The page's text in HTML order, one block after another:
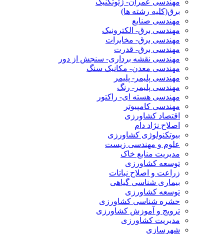
مهندسی عمران- ژئوتکنیک
برق(کلیه رشته ها)
مهندسی صنایع
مهندسی برق- الکترونیک
مهندسی برق- مخابرات
مهندسی برق- قدرت
مهندسی نقشه برداری- سنجش از دور
مهندسی معدن- مکانیک سنگ
مهندسی پلیمر- پلیمر
مهندسی پلیمر- رنگ
مهندسی هسته ای- راکتور
مهندسی کامپیوتر
اقتصاد کشاورزی
اصلاح نژاد دام
بیوتکنولوژی کشاورزی
علوم و مهندسی زیست
مدیریت منابع خاک
توسعه کشاورزی
زراعت و اصلاح نباتات
بیماری شناسی گیاهی
توسعه کشاورزی
حشره شناسی کشاورزی
ترویج و آموزش کشاورزی
مدیریت کشاورزی
شهرسازی